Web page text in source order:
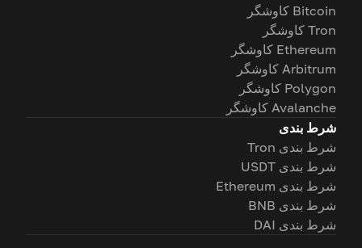
Bitcoin کاوشگر
Tron کاوشگر
Ethereum کاوشگر
Arbitrum کاوشگر
Polygon کاوشگر
Avalanche کاوشگر
شرط بندی
شرط بندی Tron
شرط بندی USDT
شرط بندی Ethereum
شرط بندی BNB
شرط بندی DAI